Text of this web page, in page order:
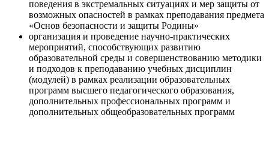
поведения в экстремальных ситуациях и мер защиты от
возможных опасностей в рамках преподавания предмета
«Основ безопасности и защиты Родины»
организация и проведение научно-практических
мероприятий, способствующих развитию
образовательной среды и совершенствованию методики
и подходов к преподаванию учебных дисциплин
(модулей) в рамках реализации образовательных
программ высшего педагогического образования,
дополнительных профессиональных программ и
дополнительных общеобразовательных программ